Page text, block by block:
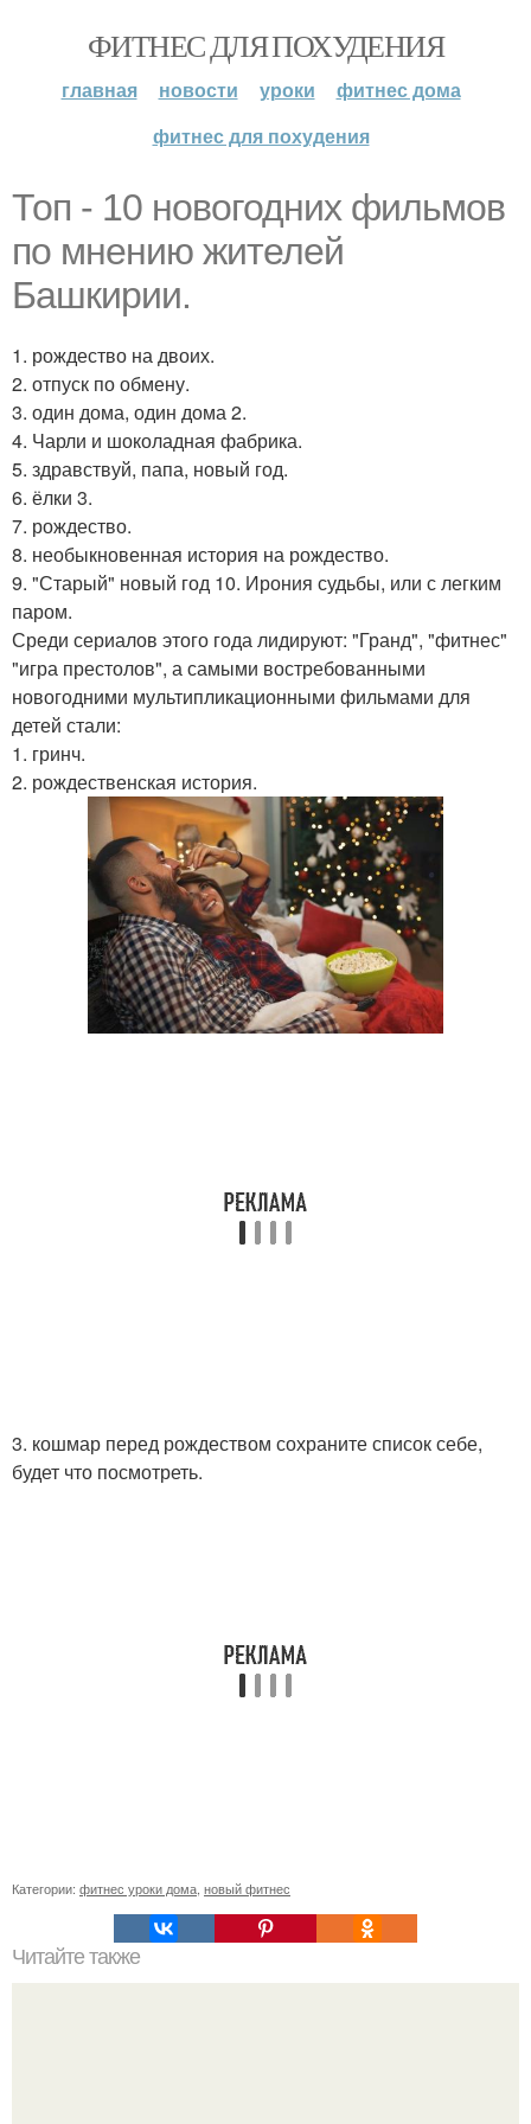
ФИТНЕС ДЛЯ ПОХУДЕНИЯ
главная новости уроки
фитнес дома
фитнес для похудения
Топ - 10 новогодних фильмов
по мнению жителей
Башкирии.
1. рождество на двоих.
2. отпуск по обмену.
3. один дома, один дома 2.
4. Чарли и шоколадная фабрика.
5. здравствуй, папа, новый год.
6. ёлки 3.
7. рождество.
8. необыкновенная история на рождество.
9. "Старый" новый год 10. Ирония судьбы, или с легким
паром.
Среди сериалов этого года лидируют: "Гранд", "фитнес"
"игра престолов", а самыми востребованными
новогодними мультипликационными фильмами для
детей стали:
1. гринч.
2. рождественская история.
3. кошмар перед рождеством сохраните список себе,
будет что посмотреть.
Категории: фитнес уроки дома новый фитнес
Читайте также